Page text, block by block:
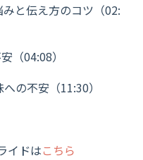
と伝え方のコツ（02:
（04:08）
の不安（11:30）
イドはこちら